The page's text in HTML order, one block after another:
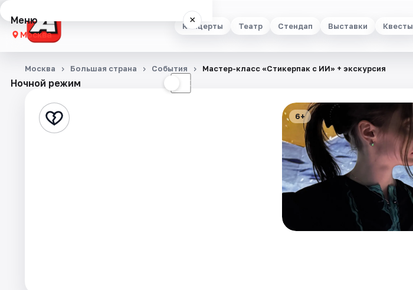
Концерты Театр Стендап Выставки Квесты
Меню ×
Москва
Концерты
Стендап
Ночной режим ☾
Москва Большая страна События Мастер-класс «Стикерпак с ИИ» + экскурсия
6+